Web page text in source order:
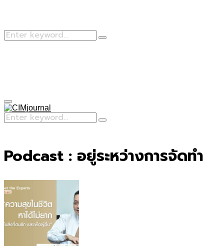
Search
Search
Primary
Menu
Search
for:
Search
Podcast : อยู่ระหว่างการจัดทำ